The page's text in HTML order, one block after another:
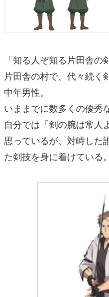
「知る人ぞ知る片田舎の
片田舎の村で、代々続く
中年男性。
いままでに数多くの優秀
自分では「剣の腕は常人
思っているが、対峙した
た剣技を身に着けている。